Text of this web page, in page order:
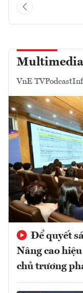
Multimedia
VnE TVPodcast
Để quyết
Nâng cao
chủ trương